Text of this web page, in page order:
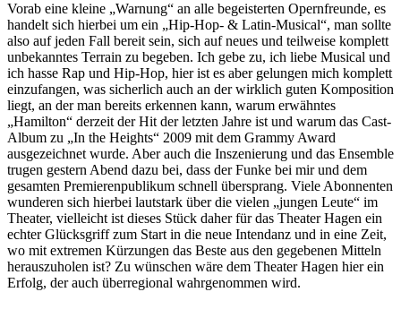
Vorab eine kleine „Warnung“ an alle begeisterten Opernfreunde, es
handelt sich hierbei um ein „Hip-Hop- & Latin-Musical“, man sollte
also auf jeden Fall bereit sein, sich auf neues und teilweise komplett
unbekanntes Terrain zu begeben. Ich gebe zu, ich liebe Musical und
ich hasse Rap und Hip-Hop, hier ist es aber gelungen mich komplett
einzufangen, was sicherlich auch an der wirklich guten Komposition
liegt, an der man bereits erkennen kann, warum erwähntes
„Hamilton“ derzeit der Hit der letzten Jahre ist und warum das Cast-
Album zu „In the Heights“ 2009 mit dem Grammy Award
ausgezeichnet wurde. Aber auch die Inszenierung und das Ensemble
trugen gestern Abend dazu bei, dass der Funke bei mir und dem
gesamten Premierenpublikum schnell übersprang. Viele Abonnenten
wunderen sich hierbei lautstark über die vielen „jungen Leute“ im
Theater, vielleicht ist dieses Stück daher für das Theater Hagen ein
echter Glücksgriff zum Start in die neue Intendanz und in eine Zeit,
wo mit extremen Kürzungen das Beste aus den gegebenen Mitteln
herauszuholen ist? Zu wünschen wäre dem Theater Hagen hier ein
Erfolg, der auch überregional wahrgenommen wird.